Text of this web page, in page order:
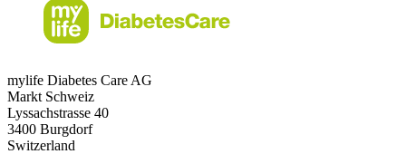
mylife Diabetes Care AG
Markt Schweiz
Lyssachstrasse 40
3400 Burgdorf
Switzerland